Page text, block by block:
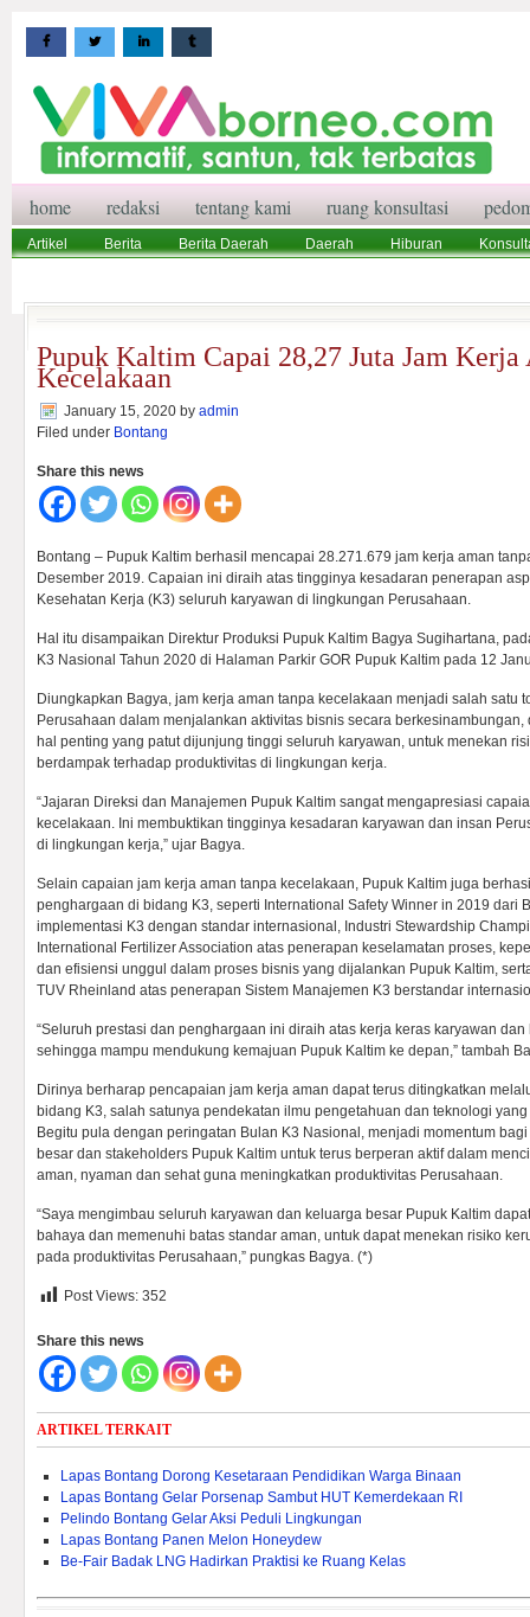
home redaksi tentang kami ruang konsultasi
Artikel Berita Berita Daerah Daerah Hiburan
Pupuk Kaltim Capai 28,27 Juta Jam Kerja
Kecelakaan
January 15, 2020 by admin
Filed under Bontang
Share this news
Bontang – Pupuk Kaltim berhasil mencapai 28.271.679 jam kerja aman
Desember 2019. Capaian ini diraih atas tingginya kesadaran penerapan
Kesehatan Kerja (K3) seluruh karyawan di lingkungan Perusahaan.
Hal itu disampaikan Direktur Produksi Pupuk Kaltim Bagya Sugihartana,
K3 Nasional Tahun 2020 di Halaman Parkir GOR Pupuk Kaltim pada 12
Diungkapkan Bagya, jam kerja aman tanpa kecelakaan menjadi salah satu
Perusahaan dalam menjalankan aktivitas bisnis secara
hal penting yang patut dijunjung tinggi seluruh karyawan, untuk menekan
berdampak terhadap produktivitas di lingkungan kerja.
“Jajaran Direksi dan Manajemen Pupuk Kaltim sangat mengapresiasi
kecelakaan. Ini membuktikan tingginya kesadaran karyawan dan insan
di lingkungan kerja,” ujar Bagya.
Selain capaian jam kerja aman tanpa kecelakaan, Pupuk Kaltim juga
penghargaan di bidang K3, seperti International Safety Winner in 2019 dari
implementasi K3 dengan standar internasional, Industri Stewardship
International Fertilizer Association atas penerapan keselamatan proses,
dan efisiensi unggul dalam proses bisnis yang dijalankan Pupuk Kaltim,
TUV Rheinland atas penerapan Sistem Manajemen K3 berstandar
“Seluruh prestasi dan penghargaan ini diraih atas kerja keras karyawan
sehingga mampu mendukung kemajuan Pupuk Kaltim ke depan,” tambah
Dirinya berharap pencapaian jam kerja aman dapat terus ditingkatkan
bidang K3, salah satunya pendekatan ilmu pengetahuan dan teknologi
Begitu pula dengan peringatan Bulan K3 Nasional, menjadi momentum
besar dan stakeholders Pupuk Kaltim untuk terus berperan aktif dalam
aman, nyaman dan sehat guna meningkatkan produktivitas Perusahaan.
“Saya mengimbau seluruh karyawan dan keluarga besar Pupuk Kaltim
bahaya dan memenuhi batas standar aman, untuk dapat menekan risiko
pada produktivitas Perusahaan,” pungkas Bagya. (*)
Post Views: 352
Share this news
ARTIKEL TERKAIT
Lapas Bontang Dorong Kesetaraan Pendidikan Warga Binaan
Lapas Bontang Gelar Porsenap Sambut HUT Kemerdekaan RI
Pelindo Bontang Gelar Aksi Peduli Lingkungan
Lapas Bontang Panen Melon Honeydew
Be-Fair Badak LNG Hadirkan Praktisi ke Ruang Kelas